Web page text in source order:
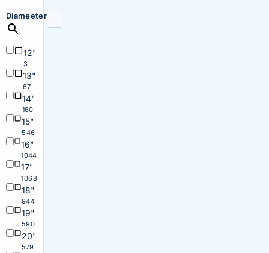
Diameeter
12"
3
13"
67
14"
160
15"
546
16"
1044
17"
1068
18"
944
19"
590
20"
579